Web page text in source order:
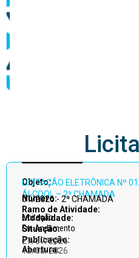
Acessar
todos
Objeto:
LICITAÇÃO ELETRÔNICA Nº
ÁLCOOL – 2ª CHAMADA
Número:
01/2026 - 2ª CHAMADA
Ramo de Atividade:
Modalidade:
Licitação
Situação:
Em Andamento
Publicação:
27/07/2026
Abertura:
13/08/2026